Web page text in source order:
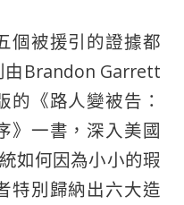
個被援引的證據都
由Brandon Garrett
的《路人變被告：
》一書，深入美國
如何因為小小的瑕
特別歸納出六大造